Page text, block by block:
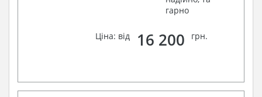
гарно
Ціна: від 16 200 грн.